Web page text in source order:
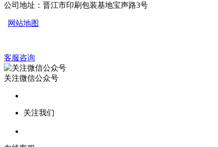
公司地址：晋江市印刷包装基地宝声路3号
网站地图
客服咨询
关注微信公众号
关注我们